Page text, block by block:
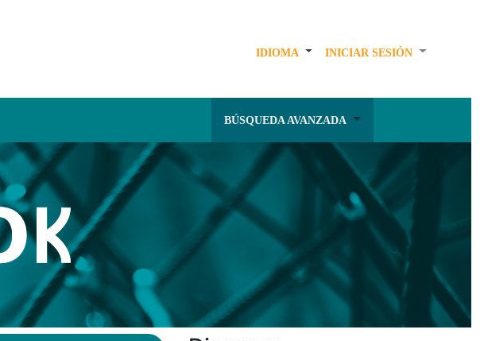
IDIOMA INICIAR SESIÓN
BÚSQUEDA AVANZADA